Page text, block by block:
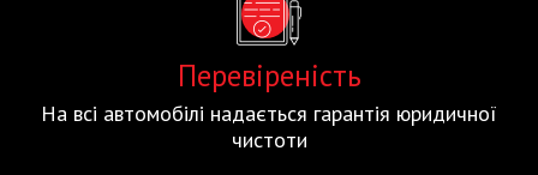
Перевіреність
На всі автомобілі надається гарантія юридичної
чистоти